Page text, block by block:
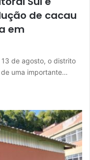
de cacau
em
de agosto, o distrito
uma importante…